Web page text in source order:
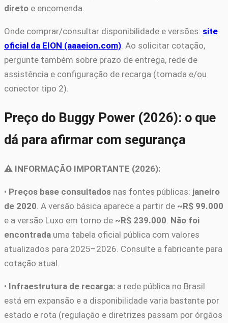
direto e encomenda.
Onde comprar/consultar disponibilidade e versões: site
oficial da EION (aaaeion.com). Ao solicitar cotação,
pergunte também sobre prazo de entrega, rede de
assistência e configuração de recarga (tomada e/ou
conector tipo 2).
Preço do Buggy Power (2026): o que
dá para afirmar com segurança
⚠️ INFORMAÇÃO IMPORTANTE (2026):
• Preços base consultados nas fontes públicas: janeiro
de 2020 . A versão básica aparece a partir de ~R$ 99.000
e a versão Luxo em torno de ~R$ 239.000 Não foi
encontrada uma tabela oficial pública com valores
atualizados para 2025–2026. Consulte a fabricante para
cotação atual.
• Infraestrutura de recarga: a rede pública no Brasil
está em expansão e a disponibilidade varia bastante por
estado e rota (regulação e diretrizes passam por órgãos